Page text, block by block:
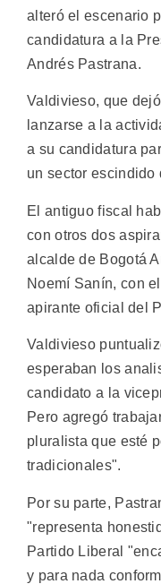
alteró el escenario
candidatura a la
Andrés Pastrana.
Valdivieso, que
lanzarse a la
a su candidatura
un sector escindido
El antiguo fiscal
con otros dos
alcalde de Bogotá
Noemí Sanín, con
apirante oficial del
Valdivieso
esperaban los
candidato a la
Pero agregó
pluralista que esté
tradicionales".
Por su parte,
"representa
Partido Liberal
y para nada